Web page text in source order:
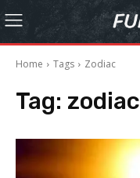
Home Tags Zodiac
Tag: zodiac